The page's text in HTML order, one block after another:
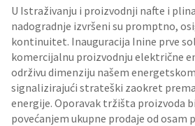
U Istraživanju i proizvodnji nafte i
nadogradnje izvršeni su promptno,
kontinuitet. Inauguracija Inine prve
komercijalnu proizvodnju električne
održivu dimenziju našem
signalizirajući strateški zaokret
energije. Oporavak tržišta proizvoda
povećanjem ukupne prodaje od osam